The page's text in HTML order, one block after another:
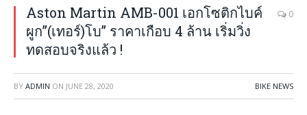
Aston Martin AMB-001 เอกโซติกไบค์
ผูก”(เทอร์)โบ” ราคาเกือบ 4 ล้าน เริ่มวิ่ง
ทดสอบจริงแล้ว !
0
BY ADMIN ON JUNE 28, 2020 BIKE NEWS